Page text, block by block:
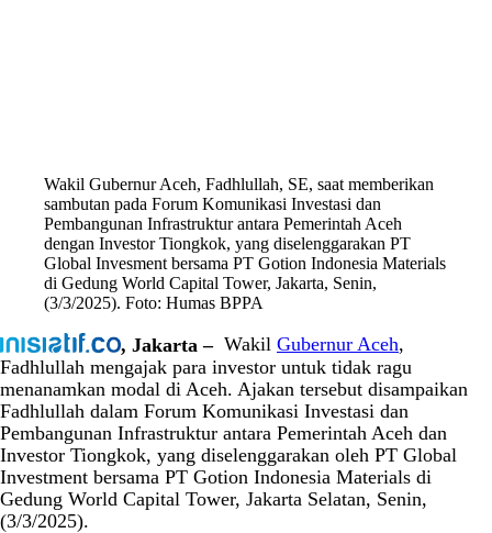
Wakil Gubernur Aceh, Fadhlullah, SE, saat memberikan
sambutan pada Forum Komunikasi Investasi dan
Pembangunan Infrastruktur antara Pemerintah Aceh
dengan Investor Tiongkok, yang diselenggarakan PT
Global Invesment bersama PT Gotion Indonesia Materials
di Gedung World Capital Tower, Jakarta, Senin,
(3/3/2025). Foto: Humas BPPA
, Jakarta –Wakil Gubernur Aceh,
Fadhlullah mengajak para investor untuk tidak ragu
menanamkan modal di Aceh. Ajakan tersebut disampaikan
Fadhlullah dalam Forum Komunikasi Investasi dan
Pembangunan Infrastruktur antara Pemerintah Aceh dan
Investor Tiongkok, yang diselenggarakan oleh PT Global
Investment bersama PT Gotion Indonesia Materials di
Gedung World Capital Tower, Jakarta Selatan, Senin,
(3/3/2025).